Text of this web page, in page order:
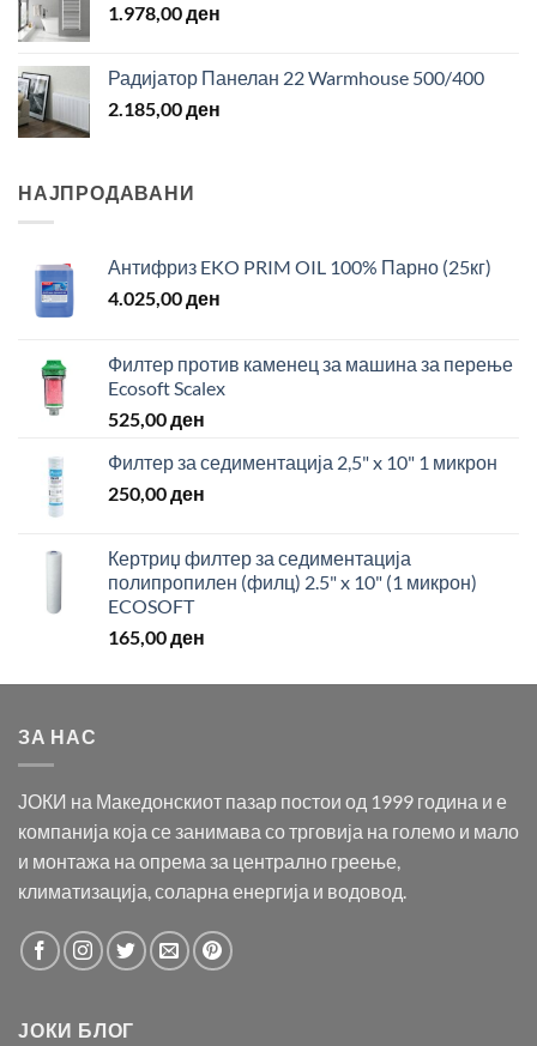
1.978,00ден
Радијатор Панелан 22 Warmhouse 500/400
2.185,00ден
НАЈПРОДАВАНИ
Антифриз EKO PRIM OIL 100% Парно (25кг)
4.025,00 ден
Филтер против каменец за машина за перење
Ecosoft Scalex
525,00 ден
Филтер за седиментација 2,5" x 10" 1 микрон
250,00 ден
Кертриџ филтер за седиментација
полипропилен (филц) 2.5" x 10" (1 микрон)
ECOSOFT
165,00 ден
ЗА НАС
ЈОКИ на Македонскиот пазар постои од 1999 година и е
компанија која се занимава со трговија на големо и мало
и монтажа на опрема за централно греење,
климатизација, соларна енергија и водовод.
ЈОКИ БЛОГ